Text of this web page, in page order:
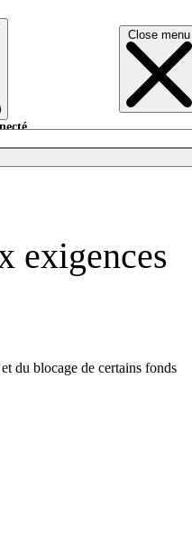
Close menu
exigences
du blocage de certains fonds